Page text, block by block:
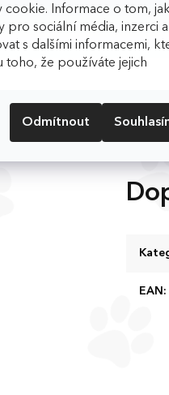
cookie. Informace o tom, jak
pro sociální média, inzerci a
s dalšími informacemi,
toho, že používáte jejich
Odmítnout
EAN :